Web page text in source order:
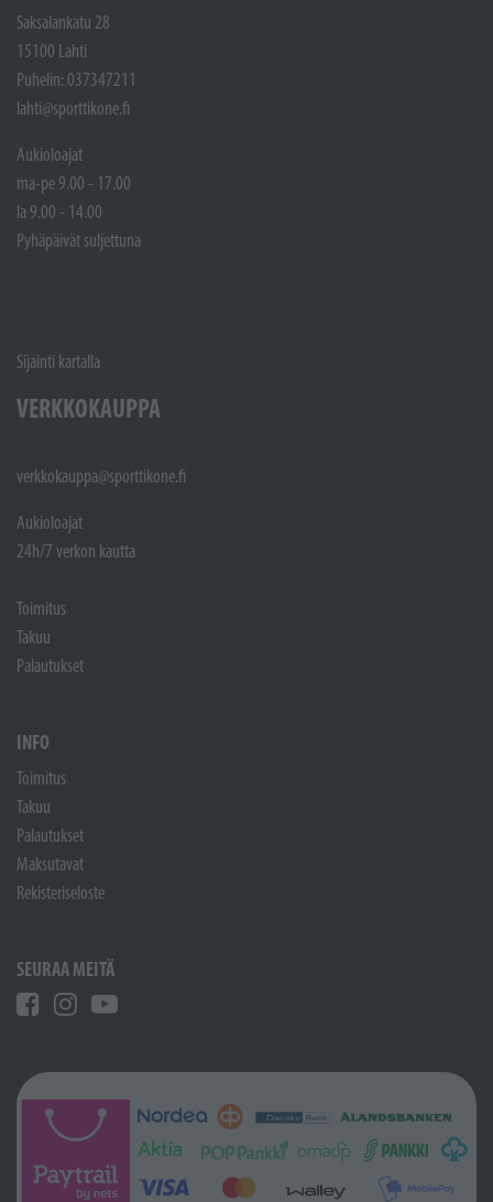
Saksalankatu 28
15100 Lahti
Puhelin: 037347211
lahti@sporttikone.fi
Aukioloajat
ma-pe 9.00 - 17.00
la 9.00 - 14.00
Pyhäpäivät suljettuna
Sijainti kartalla
VERKKOKAUPPA
verkkokauppa@sporttikone.fi
Aukioloajat
24h/7 verkon kautta
Toimitus
Takuu
Palautukset
INFO
Toimitus
Takuu
Palautukset
Maksutavat
Rekisteriseloste
SEURAA MEITÄ